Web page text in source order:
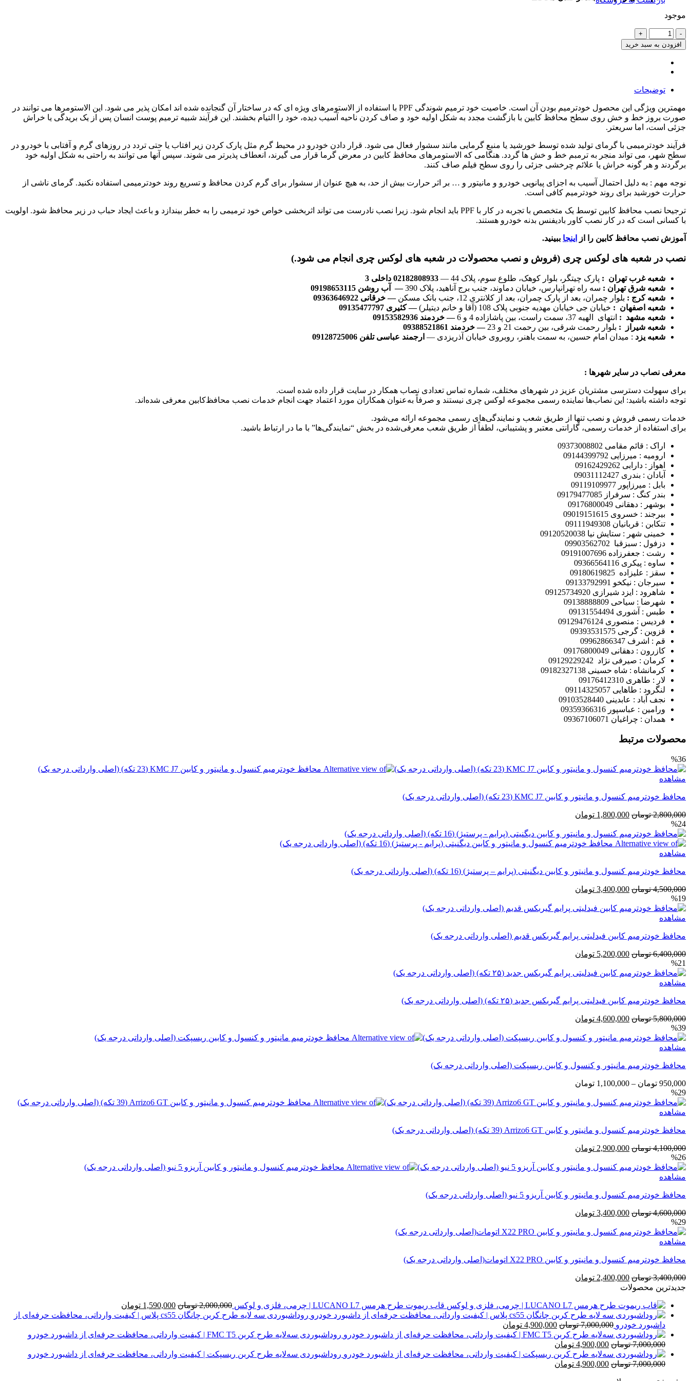
موجود
محافظ
خودترمیم
کنسول
و
مانیتور
کابین
8
پرومکس
(51
(اصلی
وارداتی
درجه
عدد
افزودن به سبد خرید
توضیحات
مهمترین ویژگی این محصول خودترمیم بودن آن است. خاصیت خود ترمیم شوندگی PPF با استفاده از الاستومرهای ویژه ای که در ساختار آن گنجانده شده اند امکان پذیر می شود. این الاستومرها می توانند در
صورت بروز خط و خش روی سطح محافظ کابین با بازگشت مجدد به شکل اولیه خود و صاف کردن ناحیه آسیب دیده، خود را التیام بخشند. این فرآیند شبیه ترمیم پوست انسان پس از یک بریدگی یا خراش
جزئی است، اما سریعتر.
فرآیند خودترمیمی با گرمای تولید شده توسط خورشید یا منبع گرمایی مانند سشوار فعال می شود. قرار دادن خودرو در محیط گرم مثل پارک کردن زیر افتاب یا حتی تردد در روزهای گرم و آفتابی با خودرو در
سطح شهر، می تواند منجر به ترمبم خط و خش ها گردد. هنگامی که الاستومرهای محافظ کابین در معرض گرما قرار می گیرند، انعطاف پذیرتر می شوند. سپس آنها می توانند به راحتی به شکل اولیه خود
برگردند و هر گونه خراش یا علائم چرخشی جزئی را روی سطح فیلم صاف کنند.
نوجه مهم : به دلیل احتمال آسیب به اجزای پیانویی خودرو و مانیتور و … بر اثر حرارت بیش از حد، به هیچ عنوان از سشوار برای گرم کردن محافظ و تسریع روند خودترمیمی استفاده نکنید. گرمای ناشی از
حرارت خورشید برای روند خودترمیم کافی است.
ترجیحا نصب محافظ کابین توسط یک متخصص با تجربه در کار با PPF باید انجام شود. زیرا نصب نادرست می تواند اثربخشی خواص خود ترمیمی را به خطر بیندازد و باعث ایجاد حباب در زیر محافظ شود. اولویت
با کسانی است که در کار نصب کاور بادیفنس بدنه خودرو هستند.
آموزش نصب محافظ کابین را از اینجا ببینید.
نصب در شعبه های لوکس چری (فروش و نصب محصولات در شعبه های لوکس چری انجام می شود.)
شعبه غرب تهران : پارک چیتگر، بلوار کوهک، طلوع سوم، پلاک 44 —
شعبه شرق تهران : سه راه تهرانپارس، خیابان دماوند، جنب برج آناهید، پلاک 390
— آب روشن 09198653115
شعبه کرج : بلوار چمران، بعد از پارک چمران، بعد از کلانتری 12، جنب بانک مسکن
— خرقانی 09363646922
شعبه اصفهان : خیابان جی خیابان مهدیه جنوبی پلاک 108 (آقا و خانم دیتیلر)
— کثیری 09135477797
شعبه مشهد : انتهای الهیه 37، سمت راست، بین پاشازاده 4 و 6
— خردمند 09153582936
شعبه شیراز : بلوار رحمت شرقی، بین رحمت 21 و 23
— خردمند 09388521861
شعبه یزد : میدان امام حسین، به سمت باهنر، روبروی خیابان آذریزدی — ارجمند عباسی تلفن 09128725006
معرفی نصاب در سایر شهرها :
برای سهولت دسترسی مشتریان عزیز در شهرهای مختلف، شماره تماس تعدادی نصاب همکار در سایت قرار داده شده است.
توجه داشته باشید: این نصاب‌ها نماینده رسمی مجموعه لوکس چری نیستند و صرفاً به‌عنوان همکاران مورد اعتماد جهت انجام خدمات نصب محافظ‌کابین معرفی شده‌اند.
خدمات رسمی فروش و نصب تنها از طریق شعب و نمایندگی‌های رسمی مجموعه ارائه می‌شود.
برای استفاده از خدمات رسمی، گارانتی معتبر و پشتیبانی، لطفاً از طریق شعب معرفی‌شده در بخش “نمایندگی‌ها” با ما در ارتباط باشید.
اراک : قائم مقامی 09373008802
ارومیه : میرزایی 09144399792
اهواز : دارابی 09162429262
آبادان : بندری 09031112427
بابل : میرزاپور 09119109977
بندر کنگ : سرفراز 09179477085
بوشهر : دهقانی 09176800049
بیرجند : خسروی 09019151615
تنکابن : قربانیان 09111949308
خمینی شهر : ستایش نیا 09120520038
دزفول : سبزقبا 09903562702
رشت : جعفرزاده 09191007696
ساوه : پیکری 09366564116
سقز : علیزاده 09180619825
سیرجان : نیکخو 09133792991
شاهرود : ایزد شیرازی 09125734920
شهرضا : سیاحی 09138888809
طبس : آشوری 09131554494
فردیس : منصوری 09129476124
قزوین : گرجی 09393531575
قم : اشرف 09962866347
کازرون : دهقانی 09176800049
کرمان : صیرفی نژاد 09129229242
کرمانشاه : شاه حسینی 09182327138
لار : طاهری 09176412310
لنگرود : طاهایی 09114325057
نجف آباد : عابدینی 09103528440
ورامین : عباسپور 09359366316
همدان : چراغیان 09367106071
محصولات مرتبط
%36
مشاهده
محافظ خودترمیم کنسول و مانیتور و کابین KMC J7 (23 تکه) (اصلی وارداتی درجه یک)
2,800,000 تومان قیمت
2,800,000 تومان
بود.
1,800,000 تومان
1,800,000 تومان
است.
%24
مشاهده
محافظ خودترمیم کنسول و مانیتور و کابین دیگنیتی (پرایم – پرستیژ) (16 تکه) (اصلی وارداتی درجه یک)
4,500,000 تومان قیمت
4,500,000 تومان
3,400,000 تومان
3,400,000 تومان
%19
مشاهده
محافظ خودترمیم کابین فیدلیتی پرایم گیربکس قدیم (اصلی وارداتی درجه یک)
6,400,000 تومان قیمت
6,400,000 تومان
5,200,000 تومان
5,200,000 تومان
%21
مشاهده
محافظ خودترمیم کابین فیدلیتی پرایم گیربکس جدید (۲۵ تکه) (اصلی وارداتی درجه یک)
5,800,000 تومان قیمت
5,800,000 تومان
4,600,000 تومان
4,600,000 تومان
%39
مشاهده
محافظ خودترمیم مانیتور و کنسول و کابین ریسپکت (اصلی وارداتی درجه یک)
950,000 تومان –
1,100,000 تومان
950,000 تومان
%29
مشاهده
محافظ خودترمیم کنسول و مانیتور و کابین Arrizo6 GT (39 تکه) (اصلی وارداتی درجه یک)
4,100,000 تومان قیمت
4,100,000 تومان
2,900,000 تومان
2,900,000 تومان
%26
مشاهده
محافظ خودترمیم کنسول و مانیتور و کابین آریزو 5 نیو (اصلی وارداتی درجه یک)
4,600,000 تومان قیمت
4,600,000 تومان
3,400,000 تومان
3,400,000 تومان
%29
مشاهده
محافظ خودترمیم کنسول و مانیتور و کابین X22 PRO اتومات(اصلی وارداتی درجه یک)
3,400,000 تومان قیمت
اصلی
بود.
2,400,000 تومان
است.
جدیدترین محصولات
قاب ریموت طرح هرمس LUCANO L7 | چرمی، فلزی و لوکس 2,000,000 تومان قیمت
اصلی
بود.
1,590,000 تومان
فعلی
است.
روداشبوردی سه‌ لایه طرح کربن چانگان cs55 پلاس | کیفیت وارداتی، محافظت حرفه‌ای از
داشبورد خودرو 7,000,000 تومان قیمت
اصلی
بود.
4,900,000 تومان
فعلی
است.
روداشبوردی سه‌لایه طرح کربن FMC T5 | کیفیت وارداتی، محافظت حرفه‌ای از داشبورد خودرو
7,000,000 تومان قیمت
اصلی
7,000,000 تومان
4,900,000 تومان
فعلی
روداشبوردی سه‌لایه طرح کربن ریسپکت | کیفیت وارداتی، محافظت حرفه‌ای از داشبورد خودرو
7,000,000 تومان قیمت
4,900,000 تومان